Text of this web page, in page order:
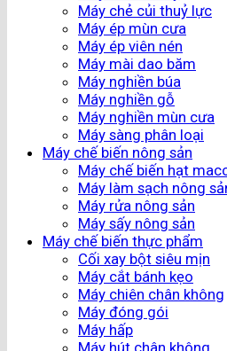
Máy chẻ củi thuỷ lực
Máy ép mùn cưa
Máy ép viên nén
Máy mài dao băm
Máy nghiền búa
Máy nghiền gỗ
Máy nghiền mùn cưa
Máy sàng phân loại
Máy chế biến nông sản
Máy chế biến hạt
Máy làm sạch nông
Máy rửa nông sản
Máy sấy nông sản
Máy chế biến thực phẩm
Cối xay bột siêu mịn
Máy cắt bánh kẹo
Máy chiên chân không
Máy đóng gói
Máy hấp